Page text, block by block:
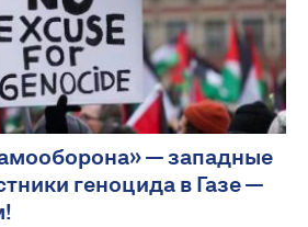
— западные
геноцида в Газе —